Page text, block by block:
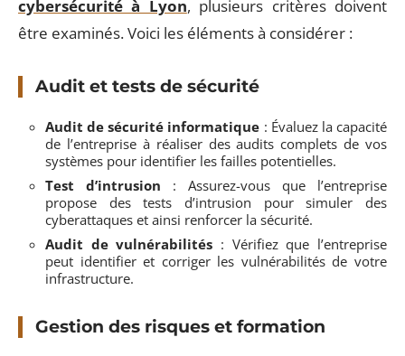
cybersécurité à Lyon, plusieurs critères doivent
être examinés. Voici les éléments à considérer :
Audit et tests de sécurité
Audit de sécurité informatique : Évaluez la capacité
de l’entreprise à réaliser des audits complets de vos
systèmes pour identifier les failles potentielles.
Test d’intrusion : Assurez-vous que l’entreprise
propose des tests d’intrusion pour simuler des
cyberattaques et ainsi renforcer la sécurité.
Audit de vulnérabilités : Vérifiez que l’entreprise
peut identifier et corriger les vulnérabilités de votre
infrastructure.
Gestion des risques et formation